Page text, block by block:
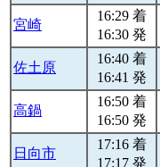
宮崎
16:29 着
16:30 発
佐土原
16:40 着
16:41 発
高鍋
16:50 着
16:50 発
日向市
17:16 着
17:17 発